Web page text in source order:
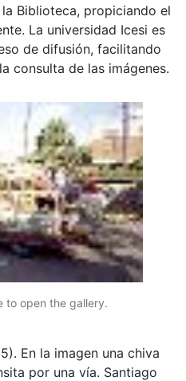
Biblioteca, propiciando el
La universidad Icesi es
de difusión, facilitando
consulta de las imágenes.
to open the gallery.
En la imagen una chiva
por una vía. Santiago